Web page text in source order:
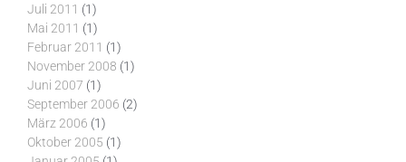
Juli 2011 (1)
Mai 2011 (1)
Februar 2011 (1)
November 2008 (1)
Juni 2007 (1)
September 2006 (2)
März 2006 (1)
Oktober 2005 (1)